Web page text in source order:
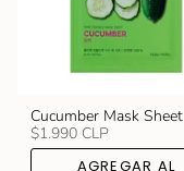
Cucumber Mask Sheet
$1.990 CLP
AGREGAR AL